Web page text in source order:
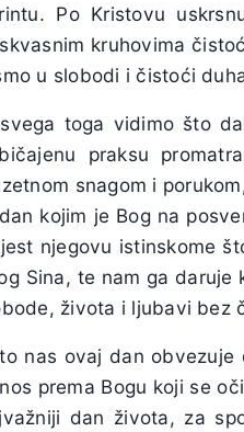
Po Kristovu
kruhovima
u slobodi i čistoći
toga vidimo što
praksu
snagom i
kojim je Bog na
njegovu istinskome
Sina, te nam ga
života i ljubavi bez
nas ovaj dan
prema Bogu koji se
dan života, za